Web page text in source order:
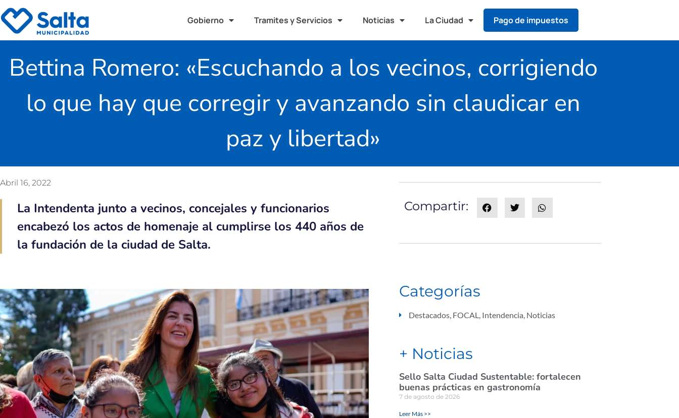
Gobierno Tramites y Servicios Noticias La Ciudad Pago de impuestos
Bettina Romero: «Escuchando a los vecinos, corrigiendo
lo que hay que corregir y avanzando sin claudicar en
paz y libertad»
Abril 16, 2022
La Intendenta junto a vecinos, concejales y funcionarios
encabezó los actos de homenaje al cumplirse los 440 años de
la fundación de la ciudad de Salta.
Compartir:
Categorías
Destacados, FOCAL, Intendencia, Noticias
+ Noticias
Sello Salta Ciudad Sustentable: fortalecen
buenas prácticas en gastronomía
7 de agosto de 2026
Leer Más >>